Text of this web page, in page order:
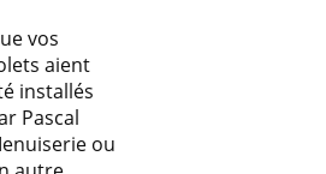
vos
aient
installés
Pascal
ou